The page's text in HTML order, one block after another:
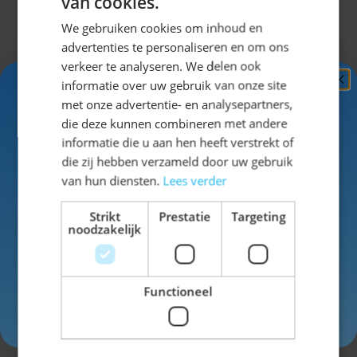
Omschrijving
Complete lederhose outfit voor
heren
Het Gaudi Groen Pakket 3-delig is een complete
Oktoberfest outfit voor heren. Deze set bestaat uit
en riem, een geruit trachtenhemd en Tiroler
kniekousen. Een lederhose is een traditionele Beierse
broek van leer die wordt gedragen tijdens het
Oktoberfest en andere feesten met een Beiers
thema. Met dit pakket ben je direct klaar voor het
Uitklappen
We gebruiken cookies om inhoud en
advertenties te personaliseren en om ons
verkeer te analyseren. We delen ook
informatie over uw gebruik van onze site
met onze advertentie- en analysepartners,
die deze kunnen combineren met andere
informatie die u aan hen heeft verstrekt of
die zij hebben verzameld door uw gebruik
van hun diensten. Lees verder
Strikt
noodzakelijk
Prestatie Targeting
Functioneel
Ontvang5%
KORTING!
Schrijf je nuin voor de nieuwsbrief en ontvang toegang
tot exclusieve kortingen!
Voor- en achternaam
Inschrijven